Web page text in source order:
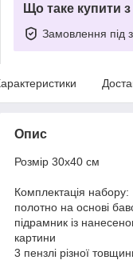
Що таке купити
Замовлення під
Опис
Розмір 30x40 см
Комплектація набору:
полотно на основі
підрамник із
картини
3 пензлі різної